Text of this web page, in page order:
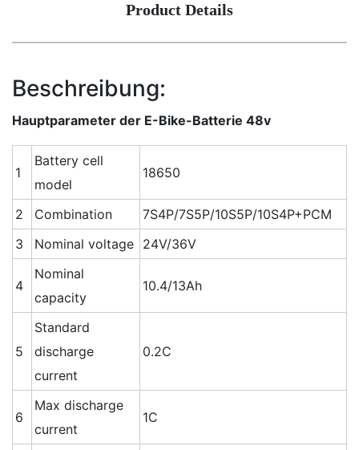
Product Details
Beschreibung:
Hauptparameter der E-Bike-Batterie 48v
1
Battery cell
model
18650
2 Combination
7S4P/7S5P/10S5P/10S4P+PCM
3
Nominal voltage 24V/36V
4
Nominal
capacity
10.4/13Ah
5
Standard
discharge
current
0.2C
6
Max discharge
current
1C